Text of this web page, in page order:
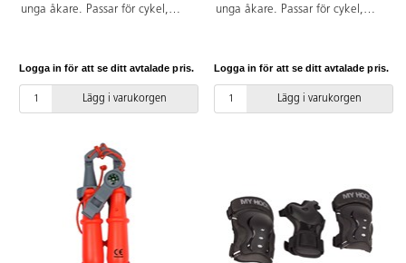
unga åkare. Passar för cykel,
armbågs- och knäskydd med
elastiska kardborreband. Testad
enligt EN14120. Av EVA,
25-40kg. Mått på skydd:
handled: 14-17 cm, armbåge:
21-24 cm, knä 24-28 cm.
Logga in för att se ditt avtalade pris.
Lägg i varukorgen
unga åkare. Passar för cykel,
armbågs- och knäskydd med
elastiska kardborreband. Testad
enligt EN14120. Av EVA,
Logga in för att se ditt avtalade pris.
Lägg i varukorgen